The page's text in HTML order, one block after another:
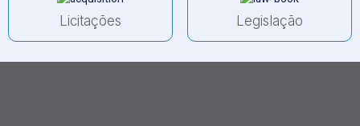
Licitações Legislação